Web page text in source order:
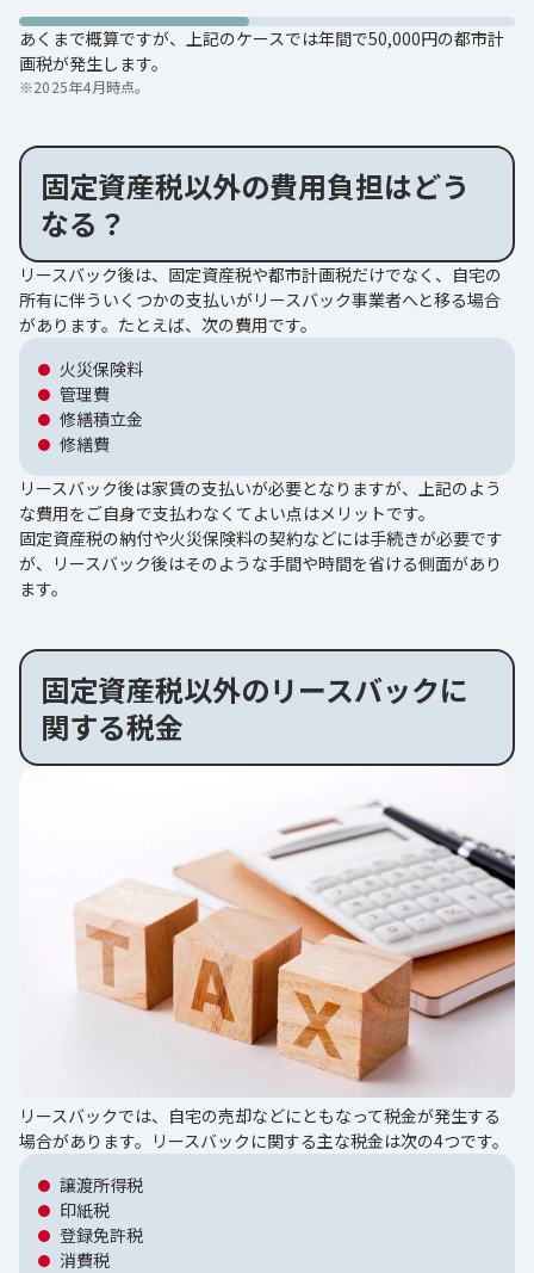
あくまで概算ですが、上記のケースでは年間で50,000円の都市計
画税が発生します。
※2025年4月時点。
固定資産税以外の費用負担はどう
なる？
リースバック後は、固定資産税や都市計画税だけでなく、自宅の
所有に伴ういくつかの支払いがリースバック事業者へと移る場合
があります。たとえば、次の費用です。
火災保険料
管理費
修繕積立金
修繕費
リースバック後は家賃の支払いが必要となりますが、上記のよう
な費用をご自身で支払わなくてよい点はメリットです。
固定資産税の納付や火災保険料の契約などには手続きが必要です
が、リースバック後はそのような手間や時間を省ける側面があり
ます。
固定資産税以外のリースバックに
関する税金
リースバックでは、自宅の売却などにともなって税金が発生する
場合があります。リースバックに関する主な税金は次の4つです。
譲渡所得税
印紙税
登録免許税
消費税